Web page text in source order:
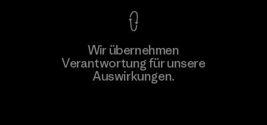
Wir übernehmen
Verantwortung für unsere
Auswirkungen.